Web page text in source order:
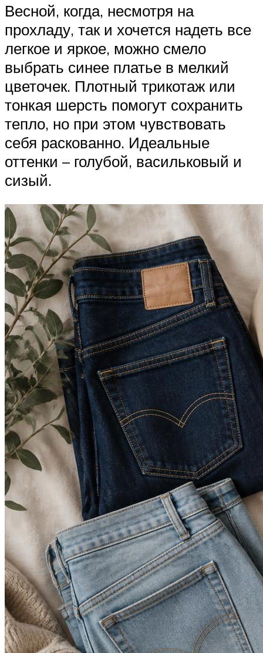
Весной, когда, несмотря на
прохладу, так и хочется надеть все
легкое и яркое, можно смело
выбрать синее платье в мелкий
цветочек. Плотный трикотаж или
тонкая шерсть помогут сохранить
тепло, но при этом чувствовать
себя раскованно. Идеальные
оттенки – голубой, васильковый и
сизый.